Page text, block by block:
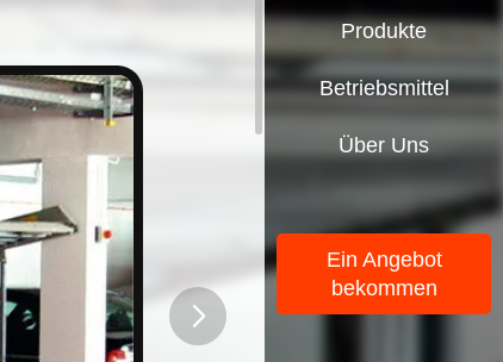
Produkte
Betriebsmittel
Über Uns
Ein Angebot
bekommen